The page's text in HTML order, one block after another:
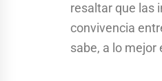
resaltar que las
convivencia
sabe, a lo